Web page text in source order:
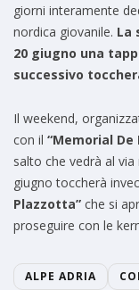
giorni interamente
nordica giovanile. La
20 giugno una
successivo
Il weekend,
con il “Memorial De
salto che vedrà al
giugno toccherà
Plazzotta” che si
proseguire con le
ALPE ADRIA